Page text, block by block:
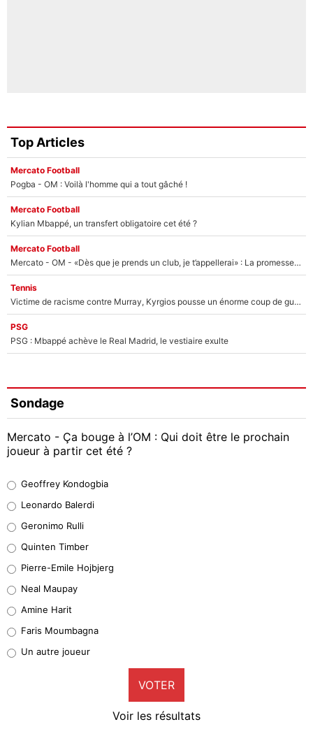
Top Articles
Mercato Football
Pogba - OM : Voilà l'homme qui a tout gâché !
Mercato Football
Kylian Mbappé, un transfert obligatoire cet été ?
Mercato Football
Mercato - OM - «Dès que je prends un club, je t’appellerai» : La promesse de Marcelino au moment de claquer la porte
Tennis
Victime de racisme contre Murray, Kyrgios pousse un énorme coup de gueule !
PSG
PSG : Mbappé achève le Real Madrid, le vestiaire exulte
Sondage
Mercato - Ça bouge à l’OM : Qui doit être le prochain
joueur à partir cet été ?
38%
32%
4%
1%
9%
Geoffrey Kondogbia
Leonardo Balerdi
Geronimo Rulli
Quinten Timber
Pierre-Emile Hojbjerg
Neal Maupay
Amine Harit
Faris Moumbagna
Un autre joueur
VOTER
Voir les résultats